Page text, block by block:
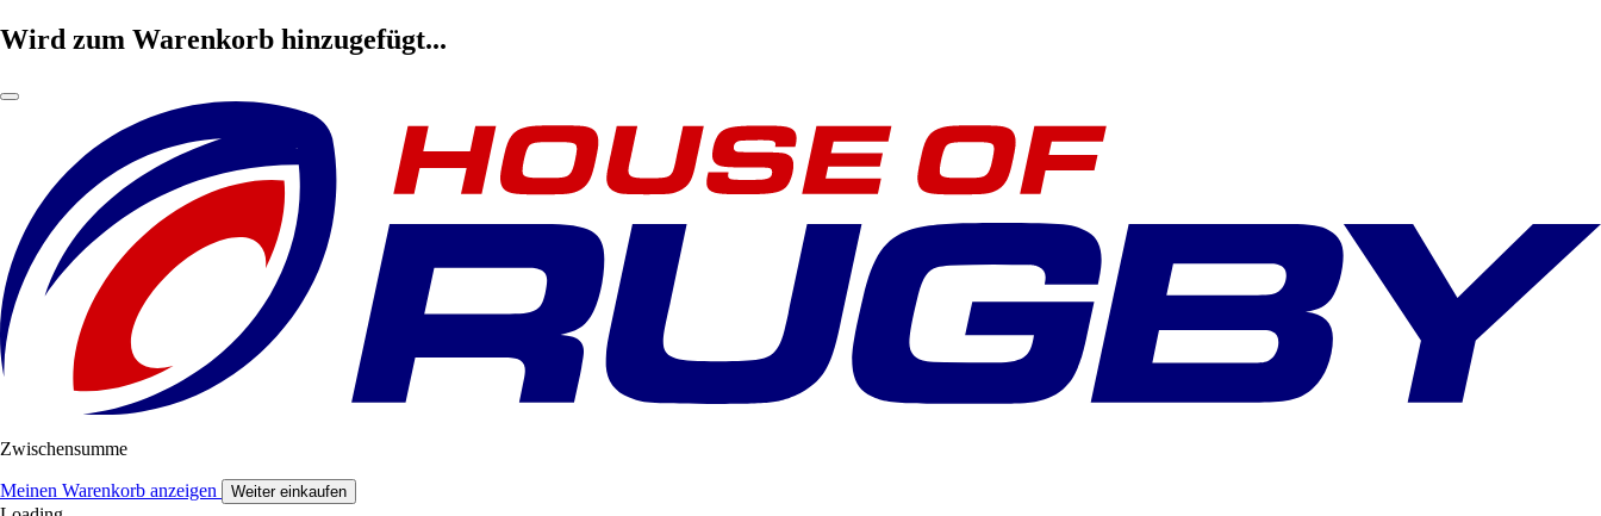
Wird zum Warenkorb hinzugefügt...
Zwischensumme
Meinen Warenkorb anzeigen Weiter einkaufen